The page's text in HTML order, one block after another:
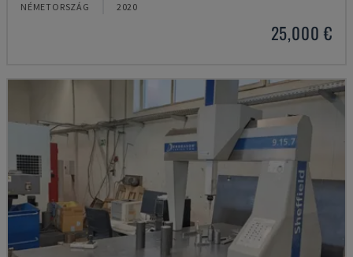
NÉMETORSZÁG 2020
25,000 €